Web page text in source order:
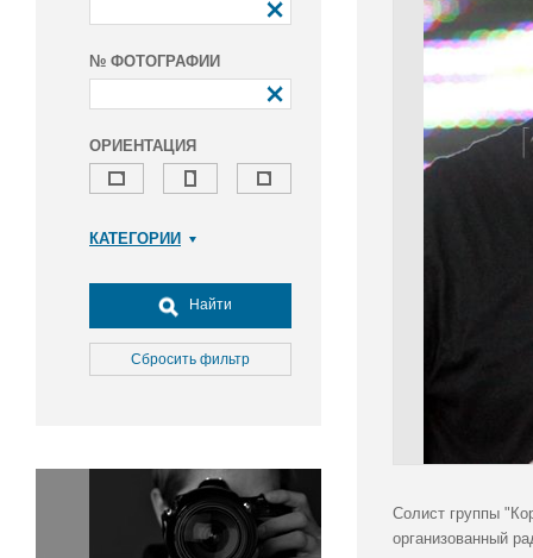
№ ФОТОГРАФИИ
ОРИЕНТАЦИЯ
КАТЕГОРИИ
Досуг, туризм и отдых
Культура
Медицина
Окружающая среда
Политика
Правосудие
Найти
Сбросить фильтр
Солист группы
организованный